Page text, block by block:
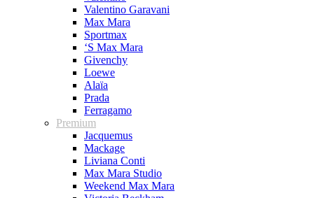
Valentino Garavani
Max Mara
Sportmax
‘S Max Mara
Givenchy
Loewe
Alaïa
Prada
Ferragamo
Premium
Jacquemus
Mackage
Liviana Conti
Max Mara Studio
Weekend Max Mara